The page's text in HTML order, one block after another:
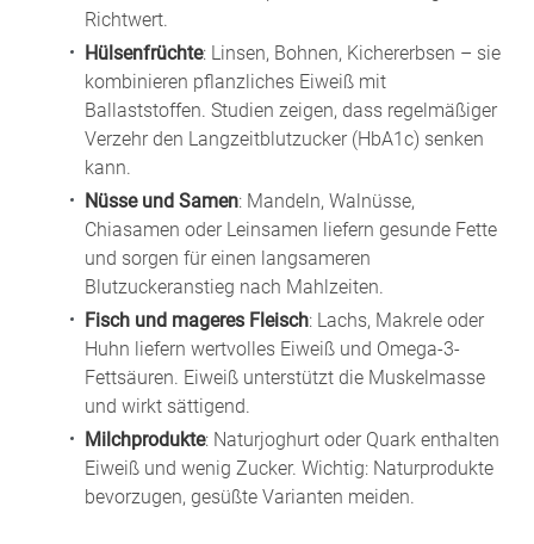
Richtwert.
Hülsenfrüchte: Linsen, Bohnen, Kichererbsen – sie
kombinieren pflanzliches Eiweiß mit
Ballaststoffen. Studien zeigen, dass regelmäßiger
Verzehr den Langzeitblutzucker (HbA1c) senken
kann.
Nüsse und Samen: Mandeln, Walnüsse,
Chiasamen oder Leinsamen liefern gesunde Fette
und sorgen für einen langsameren
Blutzuckeranstieg nach Mahlzeiten.
Fisch und mageres Fleisch: Lachs, Makrele oder
Huhn liefern wertvolles Eiweiß und Omega-3-
Fettsäuren. Eiweiß unterstützt die Muskelmasse
und wirkt sättigend.
Milchprodukte: Naturjoghurt oder Quark enthalten
Eiweiß und wenig Zucker. Wichtig: Naturprodukte
bevorzugen, gesüßte Varianten meiden.